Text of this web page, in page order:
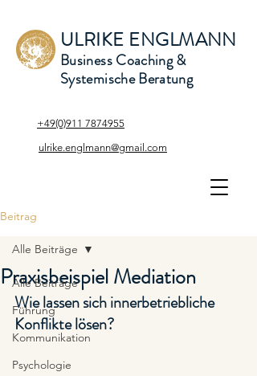
ULRIKE ENGLMANN
Business Coaching &
Systemische Beratung
+49(0)911 7874955
ulrike.englmann@gmail.com
Beitrag
Alle Beiträge
Führung
Kommunikation
Psychologie
Alle Beiträge
Praxisbeispiel Mediation
Wie lassen sich innerbetriebliche
Konflikte lösen?